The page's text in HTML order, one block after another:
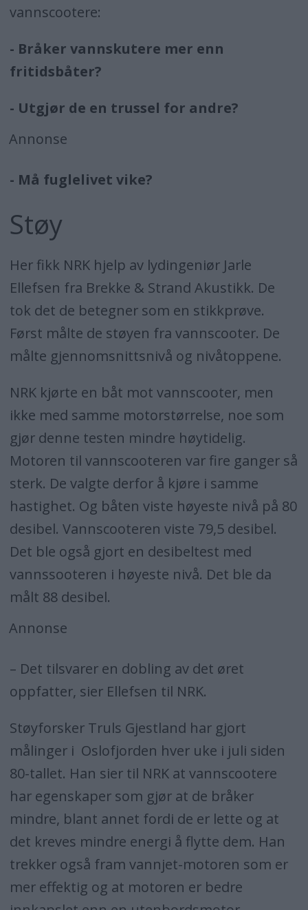
vannscootere:
- Bråker vannskutere mer enn
fritidsbåter?
- Utgjør de en trussel for andre?
Annonse
- Må fuglelivet vike?
Støy
Her fikk NRK hjelp av lydingeniør Jarle
Ellefsen fra Brekke & Strand Akustikk. De
tok det de betegner som en stikkprøve.
Først målte de støyen fra vannscooter. De
målte gjennomsnittsnivå og nivåtoppene.
NRK kjørte en båt mot vannscooter, men
ikke med samme motorstørrelse, noe som
gjør denne testen mindre høytidelig.
Motoren til vannscooteren var fire ganger så
sterk. De valgte derfor å kjøre i samme
hastighet. Og båten viste høyeste nivå på 80
desibel. Vannscooteren viste 79,5 desibel.
Det ble også gjort en desibeltest med
vannssooteren i høyeste nivå. Det ble da
målt 88 desibel.
Annonse
– Det tilsvarer en dobling av det øret
oppfatter, sier Ellefsen til NRK.
Støyforsker Truls Gjestland har gjort
målinger i Oslofjorden hver uke i juli siden
80-tallet. Han sier til NRK at vannscootere
har egenskaper som gjør at de bråker
mindre, blant annet fordi de er lette og at
det kreves mindre energi å flytte dem. Han
trekker også fram vannjet-motoren som er
mer effektig og at motoren er bedre